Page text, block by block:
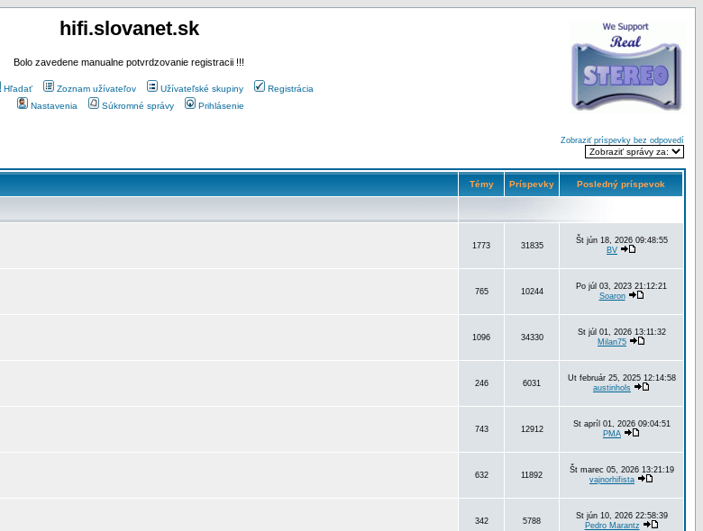
hifi.slovanet.sk
Bolo zavedene manualne potvrdzovanie registracii !!!
Hľadať Zoznam užívateľov Užívateľské skupiny
Registrácia
Nastavenia
Súkromné správy Prihlásenie
Zobraziť príspevky bez odpovedí
Témy Príspevky Posledný príspevok
1773 31835
Št jún 18, 2026 09:48:55
BV
765 10244
Po júl 03, 2023 21:12:21
Soaron
1096 34330
St júl 01, 2026 13:11:32
Milan75
246 6031
Ut február 25, 2025 12:14:58
austinhols
743 12912
St apríl 01, 2026 09:04:51
PMA
632 11892
Št marec 05, 2026 13:21:19
vajnorhifista
342 5788
St jún 10, 2026 22:58:39
Pedro Marantz